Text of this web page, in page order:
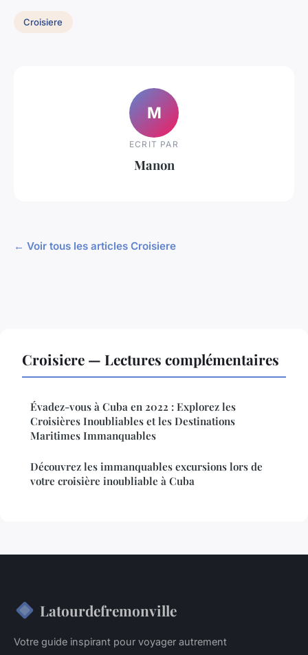
Croisiere
M
ECRIT PAR
Manon
← Voir tous les articles Croisiere
Croisiere — Lectures complémentaires
Évadez-vous à Cuba en 2022 : Explorez les
Croisières Inoubliables et les Destinations
Maritimes Immanquables
Découvrez les immanquables excursions lors de
votre croisière inoubliable à Cuba
Latourdefremonville
Votre guide inspirant pour voyager autrement